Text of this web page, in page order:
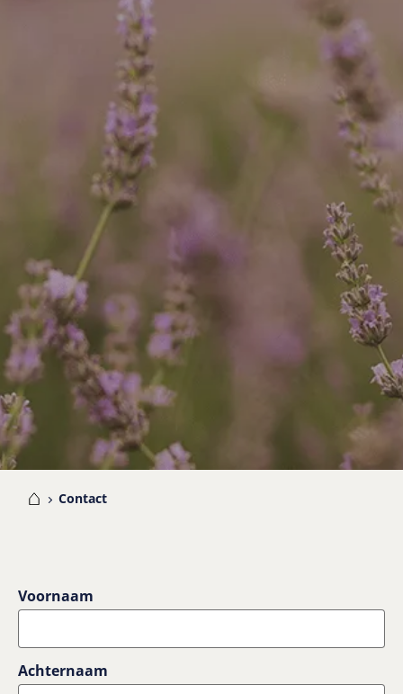
Contact
Voornaam
Achternaam